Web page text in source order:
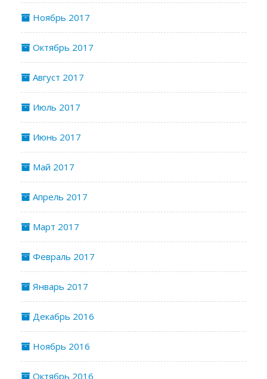
Ноябрь 2017
Октябрь 2017
Август 2017
Июль 2017
Июнь 2017
Май 2017
Апрель 2017
Март 2017
Февраль 2017
Январь 2017
Декабрь 2016
Ноябрь 2016
Октябрь 2016